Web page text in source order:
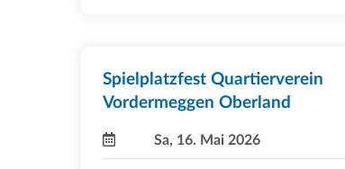
Spielplatzfest Quartierverein
Vordermeggen Oberland
Sa, 16. Mai 2026